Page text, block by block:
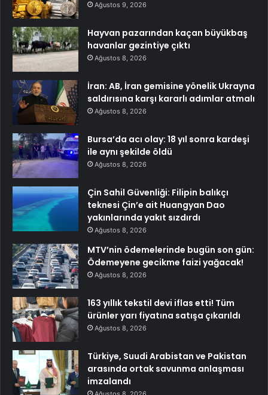
Ağustos 9, 2026
Hayvan pazarından kaçan büyükbaş
havanlar gezintiye çıktı
Ağustos 8, 2026
İran: AB, İran gemisine yönelik Ukrayna
saldırısına karşı kararlı adımlar atmalı
Ağustos 8, 2026
Bursa’da acı olay: 18 yıl sonra kardeşi
ile aynı şekilde öldü
Ağustos 8, 2026
Çin Sahil Güvenliği: Filipin balıkçı
teknesi Çin’e ait Huangyan Dao
yakınlarında yakıt sızdırdı
Ağustos 8, 2026
MTV’nin ödemelerinde bugün son gün:
Ödemeyene gecikme faizi yağacak!
Ağustos 8, 2026
163 yıllık tekstil devi iflas etti! Tüm
ürünler yarı fiyatına satışa çıkarıldı
Ağustos 8, 2026
Türkiye, Suudi Arabistan ve Pakistan
arasında ortak savunma anlaşması
imzalandı